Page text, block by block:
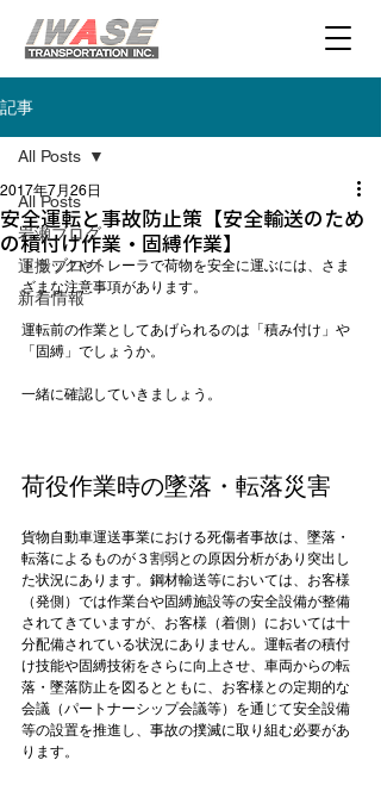
記事
All Posts
岩瀬ブログ
運搬ブログ
新着情報
All Posts
安全運転と事故防止策【安全輸送のため
の積付け作業・固縛作業】
2017年7月26日
トラックやトレーラで荷物を安全に運ぶには、さま
ざまな注意事項があります。
運転前の作業としてあげられるのは「積み付け」や
「固縛」でしょうか。
一緒に確認していきましょう。
荷役作業時の墜落・転落災害
貨物自動車運送事業における死傷者事故は、墜落・
転落によるものが３割弱との原因分析があり突出し
た状況にあります。鋼材輸送等においては、お客様
（発側）では作業台や固縛施設等の安全設備が整備
されてきていますが、お客様（着側）においては十
分配備されている状況にありません。運転者の積付
け技能や固縛技術をさらに向上させ、車両からの転
落・墜落防止を図るとともに、お客様との定期的な
会議（パートナーシップ会議等）を通じて安全設備
等の設置を推進し、事故の撲滅に取り組む必要があ
ります。